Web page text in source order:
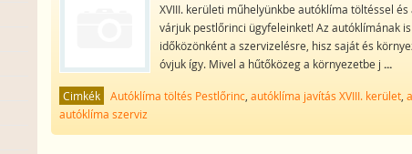
XVIII. kerületi műhelyünkbe autóklíma töltéssel
várjuk pestlőrinci ügyfeleinket! Az autóklímának
időközönként a szervizelésre, hisz saját és
óvjuk így. Mivel a hűtőközeg a környezetbe j...
Cimkék Autóklíma töltés Pestlőrinc ,autóklíma javítás XVIII. kerület ,
autóklíma szerviz